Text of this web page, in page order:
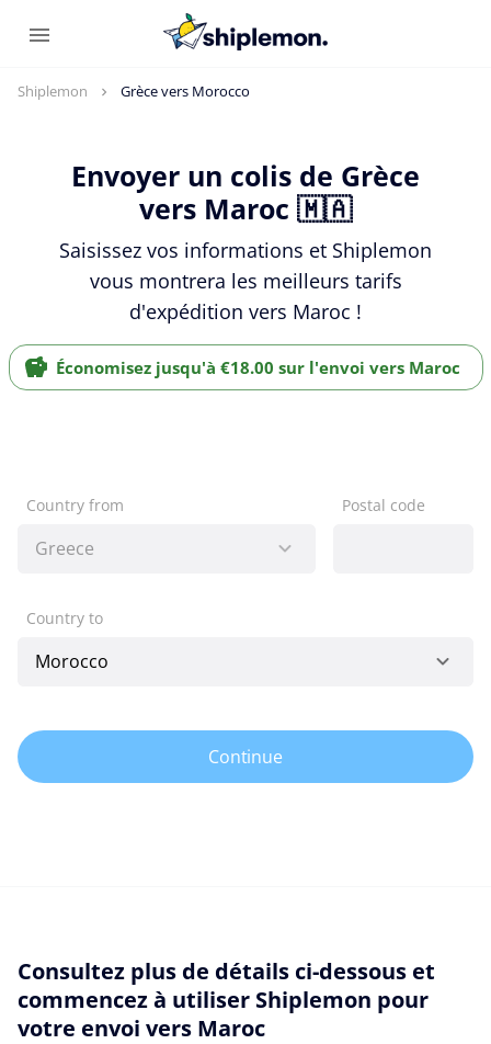
Shiplemon Grèce vers Morocco
Envoyer un colis de Grèce
vers Maroc 🇲🇦
Saisissez vos informations et Shiplemon
vous montrera les meilleurs tarifs
d'expédition vers Maroc !
Économisez jusqu'à €18.00 sur l'envoi vers Maroc
Country from Postal code
Country to
Continue
Consultez plus de détails ci-dessous et
commencez à utiliser Shiplemon pour
votre envoi vers Maroc